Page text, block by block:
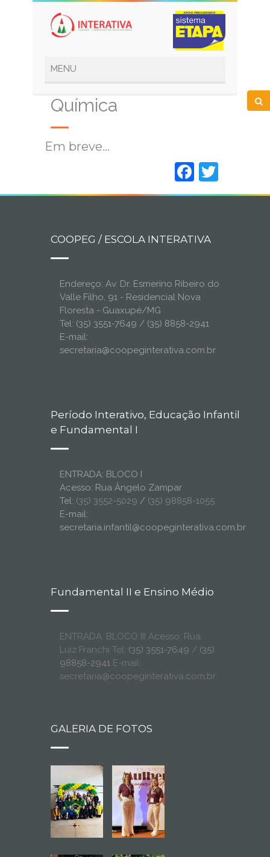
Química
Em breve…
COOPEG / ESCOLA INTERATIVA
Endereço: Av. Dr. Esmerino Ribeiro do
Valle Filho, 91 - Residencial Nova
Floresta - Guaxupé/MG
Tel: (35) 3551-7649 / (35) 8858-2941
E-mail:
secretaria@coopeginterativa.com.br
Período Interativo, Educação Infantil
e Fundamental I
ENTRADA: BLOCO I
Acesso: Rua Ângelo Zampar
Tel: (35) 3552-5029 / (35) 98858-1055
E-mail:
secretaria.infantil@coopeginterativa.com.br
Fundamental II e Ensino Médio
ENTRADA: BLOCO III Acesso: Rua
Luiz Franchi Tel: (35) 3551-7649 / (35)
98858-2941 E-mail:
secretaria@coopeginterativa.com.br
GALERIA DE FOTOS